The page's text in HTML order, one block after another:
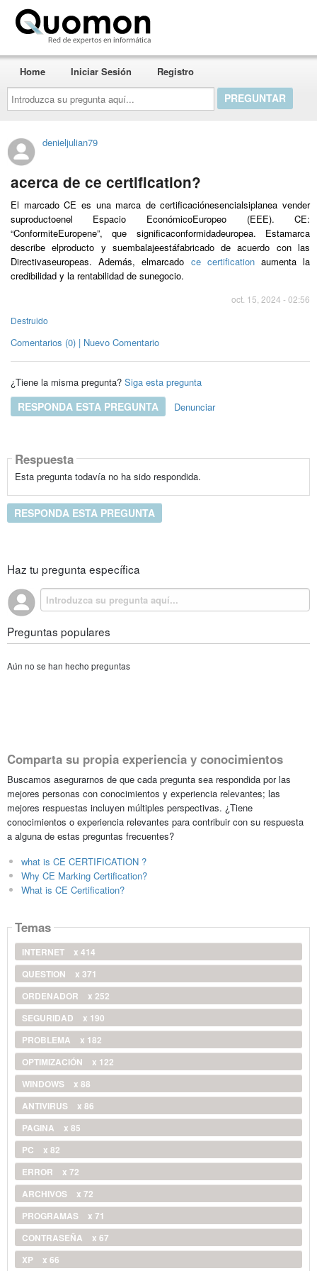
Introduzca
su
pregunta
aquí...
Home Iniciar Sesión Registro
denieljulian79
acerca de ce certification?
El marcado CE es una marca de certificaciónesencialsiplanea vender
suproductoenel Espacio EconómicoEuropeo (EEE). CE:
“ConformiteEuropene”, que significaconformidadeuropea. Estamarca
describe elproducto y suembalajeestáfabricado de acuerdo con las
Directivaseuropeas. Además, elmarcado ce certificationaumenta la
credibilidad y la rentabilidad de sunegocio.
oct. 15, 2024 - 02:56
Destruido
Comentarios (0) | Nuevo Comentario
¿Tiene la misma pregunta? Siga esta pregunta
RESPONDA ESTA PREGUNTA Denunciar
Respuesta
Esta pregunta todavía no ha sido respondida.
RESPONDA ESTA PREGUNTA
Haz tu pregunta específica
Preguntas populares
Aún no se han hecho preguntas
Comparta su propia experiencia y conocimientos
Buscamos asegurarnos de que cada pregunta sea respondida por las
mejores personas con conocimientos y experiencia relevantes; las
mejores respuestas incluyen múltiples perspectivas. ¿Tiene
conocimientos o experiencia relevantes para contribuir con su respuesta
a alguna de estas preguntas frecuentes?
what is CE CERTIFICATION ?
Why CE Marking Certification?
What is CE Certification?
Temas
INTERNET
x 414
QUESTION
x 371
ORDENADOR
x 252
SEGURIDAD
x 190
PROBLEMA
x 182
OPTIMIZACIÓN
x 122
WINDOWS
x 88
ANTIVIRUS
x 86
PAGINA
x 85
PC
x 82
ERROR
x 72
ARCHIVOS
x 72
PROGRAMAS
x 71
CONTRASEÑA
x 67
XP
x 66